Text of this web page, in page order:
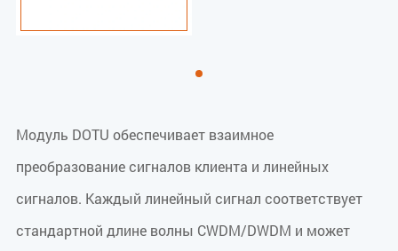
Модуль DOTU обеспечивает взаимное
преобразование сигналов клиента и линейных
сигналов. Каждый линейный сигнал соответствует
стандартной длине волны CWDM/DWDM и может